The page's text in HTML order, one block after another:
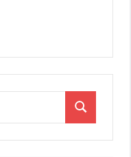
Suchen